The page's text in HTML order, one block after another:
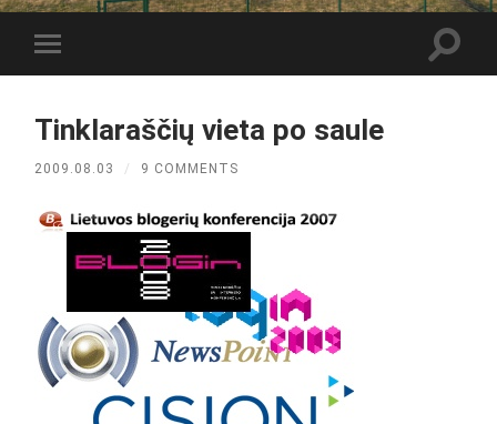
Toggle
mobile
Tinklaraščių vieta po saule
2009.08.03 / 9 COMMENTS